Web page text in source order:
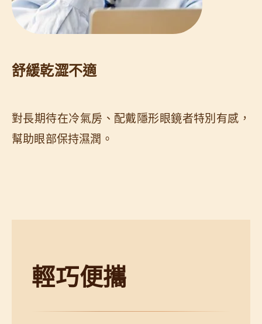
舒緩乾澀不適
對長期待在冷氣房、配戴隱形眼鏡者特別有感，
幫助眼部保持濕潤。
輕巧便攜